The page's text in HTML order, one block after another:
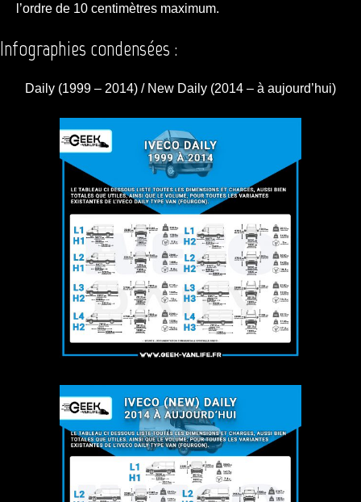
l’ordre de 10 centimètres maximum.
Infographies condensées :
Daily (1999 – 2014) / New Daily (2014 – à aujourd’hui)